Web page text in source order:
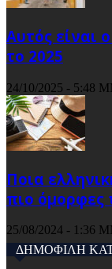
Αυτός είναι
το 2025
24/10/2025 - 5:48
Ποια
πιο όμορφες
25/08/2024 - 1:36
ΔΗΜΟΦΙΛΗ